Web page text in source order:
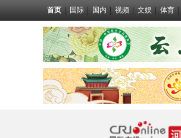
首页 国际 国内 视频 文娱 体育